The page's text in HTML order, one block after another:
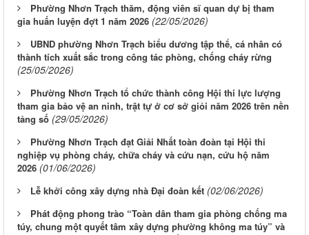
Phường Nhơn Trạch thăm, động viên sĩ quan dự bị tham
gia huấn luyện đợt 1 năm 2026 (22/05/2026)
UBND phường Nhơn Trạch biểu dương tập thể, cá nhân có
thành tích xuất sắc trong công tác phòng, chống cháy rừng
(25/05/2026)
Phường Nhơn Trạch tổ chức thành công Hội thi lực lượng
tham gia bảo vệ an ninh, trật tự ở cơ sở giỏi năm 2026 trên nền
tảng số (29/05/2026)
Phường Nhơn Trạch đạt Giải Nhất toàn đoàn tại Hội thi
nghiệp vụ phòng cháy, chữa cháy và cứu nạn, cứu hộ năm
2026 (01/06/2026)
Lễ khởi công xây dựng nhà Đại đoàn kết (02/06/2026)
Phát động phong trào “Toàn dân tham gia phòng chống ma
túy, chung một quyết tâm xây dựng phường không ma túy” và